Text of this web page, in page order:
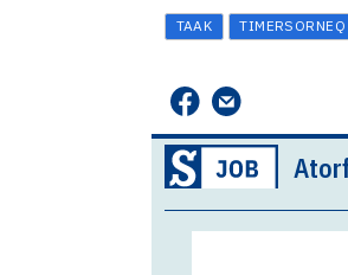
TAAK TIMERSORNEQ